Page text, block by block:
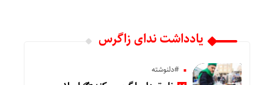
یادداشت ندای زاگرس
#دلنوشته